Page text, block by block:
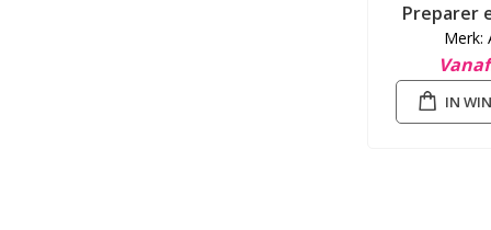
Preparer
Merk:
Vanaf
IN